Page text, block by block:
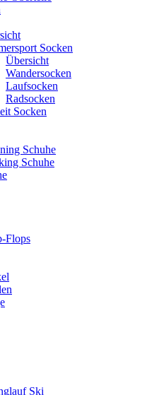
Socken
Übersicht
Wandersocken
Laufsocken
Radsocken
Socken
Schuhe
Schuhe
Flops
Ski